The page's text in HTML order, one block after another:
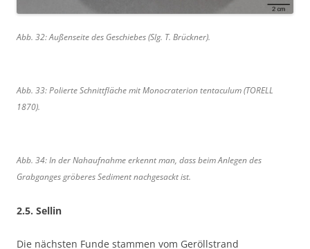
Abb. 32: Außenseite des Geschiebes (Slg. T. Brückner).
Abb. 33: Polierte Schnittfläche mit Monocraterion tentaculum (TORELL
1870).
Abb. 34: In der Nahaufnahme erkennt man, dass beim Anlegen des
Grabganges gröberes Sediment nachgesackt ist.
2.5. Sellin
Die nächsten Funde stammen vom Geröllstrand